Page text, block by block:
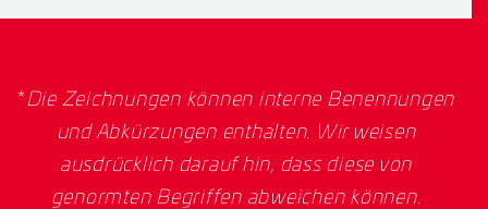
*Die Zeichnungen können interne Benennungen
und Abkürzungen enthalten. Wir weisen
ausdrücklich darauf hin, dass diese von
genormten Begriffen abweichen können.